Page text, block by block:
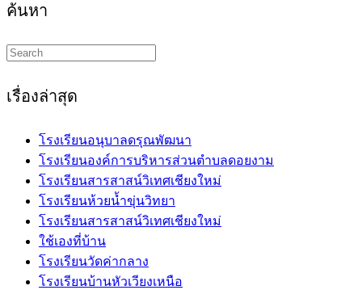
ค้นหา
Search
this
เรื่องล่าสุด
โรงเรียนอนุบาลดรุณพัฒนา
โรงเรียนองค์การบริหารส่วนตำบลดอยงาม
โรงเรียนสารสาสน์วิเทศเชียงใหม่
โรงเรียนห้วยน้ำขุ่นวิทยา
โรงเรียนสารสาสน์วิเทศเชียงใหม่
ใช้เองที่บ้าน
โรงเรียนวัดค่ากลาง
โรงเรียนบ้านหัวเวียงเหนือ